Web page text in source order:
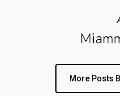
More Posts